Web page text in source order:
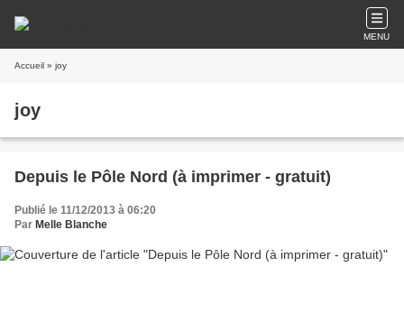
MENU
Accueil » joy
joy
Depuis le Pôle Nord (à imprimer - gratuit)
Publié le 11/12/2013 à 06:20
Par Melle Blanche